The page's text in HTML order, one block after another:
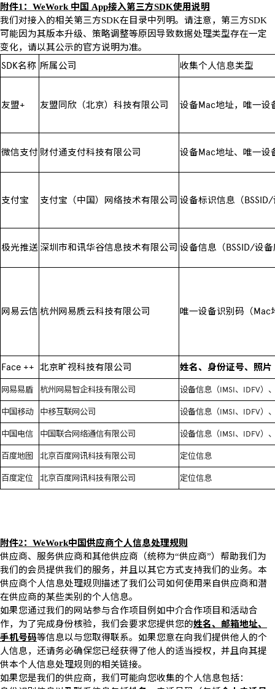
附件1 ： WeWork 中国 App接入第三方SDK使用说明
我们对接入的相关第三方SDK在目录中列明。请注意，第三方SDK
可能因为其版本升级、策略调整等原因导致数据处理类型存在一定
变化，请以其公示的官方说明为准。
SDK名称 所属公司 收集个人信息类型
友盟+ 友盟同欣（北京）科技有限公司 设备Mac地址，唯一设
微信支付 财付通支付科技有限公司 设备Mac地址、唯一设
支付宝 支付宝（中国）网络技术有限公司 设备标识信息（BSSID/
极光推送 深圳市和讯华谷信息技术有限公司 设备信息（BSSID/设
网易云信 杭州网易质云科技有限公司 唯一设备识别码（Mac
Face ++ 北京旷视科技有限公司 姓名、身份证号、照片
网易易盾 杭州网易智企科技有限公司 设备信息（IMSI、 IDFV）
中国移动 中移互联网公司 设备信息（IMSI、 IDFV）
中国电信 中国联合网络通信有限公司 设备信息（IMSI、 IDFV）
百度地图 北京百度网讯科技有限公司 定位信息
百度定位 北京百度网讯科技有限公司 定位信息
附件2： WeWork中国供应商个人信息处理规则
供应商、服务供应商和其他供应商（统称为“供应商”）帮助我们为
我们的会员提供我们的服务，并且以其它方式支持我们的业务。本
供应商个人信息处理规则描述了我们公司如何使用来自供应商和潜
在供应商的某些类别的个人信息。
如果您通过我们的网站参与合作项目例如中介合作项目和活动合
作，为了完成身份核验，我们会要求您提供您的姓名、邮箱地址、
手机号码等信息以与您取得联系。如果您意在向我们提供他人的个
人信息，还请务必确保您已经获得了他人的适当授权，并且向其提
供本个人信息处理规则的相关链接。
如果您是我们的供应商，我们可能向您收集的个人信息包括：